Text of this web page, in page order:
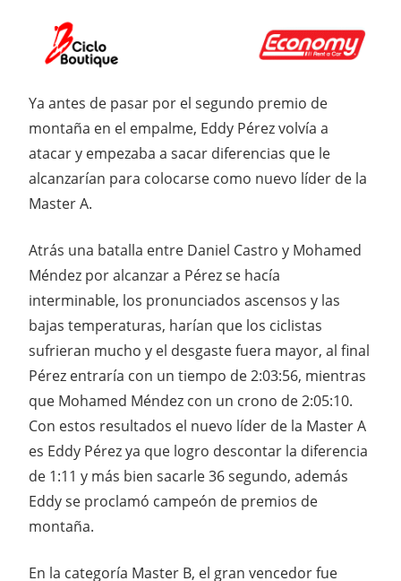
Ya antes de pasar por el segundo premio de
montaña en el empalme, Eddy Pérez volvía a
atacar y empezaba a sacar diferencias que le
alcanzarían para colocarse como nuevo líder de la
Master A.
Atrás una batalla entre Daniel Castro y Mohamed
Méndez por alcanzar a Pérez se hacía
interminable, los pronunciados ascensos y las
bajas temperaturas, harían que los ciclistas
sufrieran mucho y el desgaste fuera mayor, al final
Pérez entraría con un tiempo de 2:03:56, mientras
que Mohamed Méndez con un crono de 2:05:10.
Con estos resultados el nuevo líder de la Master A
es Eddy Pérez ya que logro descontar la diferencia
de 1:11 y más bien sacarle 36 segundo, además
Eddy se proclamó campeón de premios de
montaña.
En la categoría Master B, el gran vencedor fue